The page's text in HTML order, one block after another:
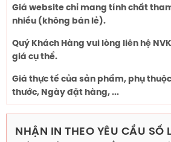
Giá website chỉ mang tính chất
nhiều (không bán lẻ).
Quý Khách Hàng vui lòng liên hệ
giá cụ thể.
Giá thực tế của sản phẩm, phụ
thước, Ngày đặt hàng, ...
NHẬN IN THEO YÊU CẦU SỐ